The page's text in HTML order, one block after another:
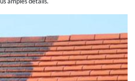
amples détails.